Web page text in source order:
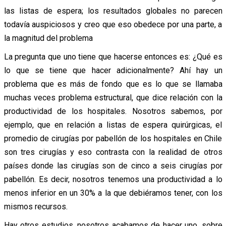
las listas de espera; los resultados globales no parecen
todavía auspiciosos y creo que eso obedece por una parte, a
la magnitud del problema
La pregunta que uno tiene que hacerse entonces es: ¿Qué es
lo que se tiene que hacer adicionalmente? Ahí hay un
problema que es más de fondo que es lo que se llamaba
muchas veces problema estructural, que dice relación con la
productividad de los hospitales. Nosotros sabemos, por
ejemplo, que en relación a listas de espera quirúrgicas, el
promedio de cirugías por pabellón de los hospitales en Chile
son tres cirugías y eso contrasta con la realidad de otros
países donde las cirugías son de cinco a seis cirugías por
pabellón. Es decir, nosotros tenemos una productividad a lo
menos inferior en un 30% a la que debiéramos tener, con los
mismos recursos.